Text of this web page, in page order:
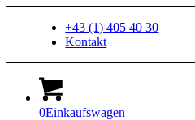
+43 (1) 405 40 30
Kontakt
0Einkaufswagen